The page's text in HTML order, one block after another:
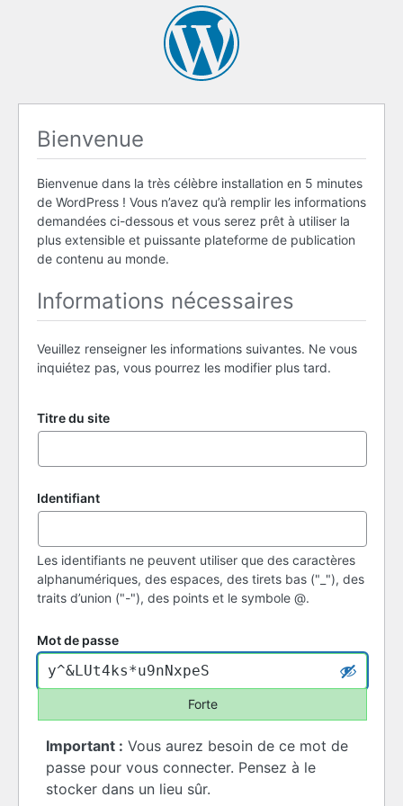
Bienvenue
Bienvenue dans la très célèbre installation en 5 minutes
de WordPress ! Vous n’avez qu’à remplir les informations
demandées ci-dessous et vous serez prêt à utiliser la
plus extensible et puissante plateforme de publication
de contenu au monde.
Informations nécessaires
Veuillez renseigner les informations suivantes. Ne vous
inquiétez pas, vous pourrez les modifier plus tard.
Titre du site
Identifiant
Les identifiants ne peuvent utiliser que des caractères
alphanumériques, des espaces, des tirets bas ("_"), des
traits d’union ("-"), des points et le symbole @.
Mot de passe
Forte
Important : Vous aurez besoin de ce mot de
passe pour vous connecter. Pensez à le
stocker dans un lieu sûr.